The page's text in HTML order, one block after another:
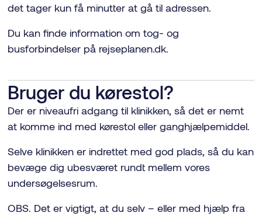
det tager kun få minutter at gå til adressen.
Du kan finde information om tog- og
busforbindelser på rejseplanen.dk.
Bruger du kørestol?
Der er niveaufri adgang til klinikken, så det er nemt
at komme ind med kørestol eller ganghjælpemiddel.
Selve klinikken er indrettet med god plads, så du kan
bevæge dig ubesværet rundt mellem vores
undersøgelsesrum.
OBS. Det er vigtigt, at du selv – eller med hjælp fra